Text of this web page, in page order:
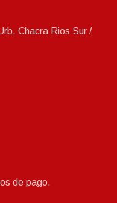
Chacra Rios Sur /
de pago.